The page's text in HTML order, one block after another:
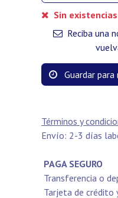
Sin existencias
Reciba una
Guardar
Términos y
Envío: 2-3 días
PAGA SEGURO
Transferencia o
Tarjeta de crédito